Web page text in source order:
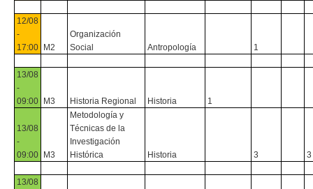
12/08
-
17:00
M2
Organización
Social
Antropología 1
13/08
-
09:00
M3 Historia Regional Historia 1
13/08
-
09:00
M3
Metodología y
Técnicas de la
Investigación
Histórica
Historia 3 3
13/08